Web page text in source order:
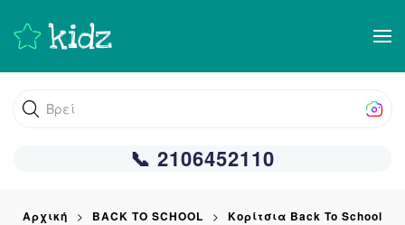
Skip
to
content
Βρείτε αυτ
📞 2106452110
Αρχική BACK TO SCHOOL Κορίτσια Back To School